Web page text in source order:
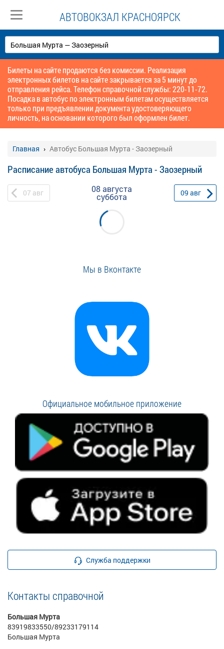
АВТОВОКЗАЛ КРАСНОЯРСК
Билеты на сайте продаются без комиссии. Реализация
электронных билетов на сайте закрывается за 5 минут до
отправления рейса. Телефон справочной службы: 220-11-72.
Посадка в автобус по электронным билетам осуществляется
только при предъявлении документа удостоверяющего
личность, на основании которого был оформлен билет.
Главная Автобус Большая Мурта - Заозерный
Расписание автобуса Большая Мурта - Заозерный
07 авг 08 августа
суббота 09 авг
Мы в Вконтакте
Официальное мобильное приложение
Служба поддержки
Контакты справочной
Большая Мурта
83919833550/89233179114
Большая Мурта